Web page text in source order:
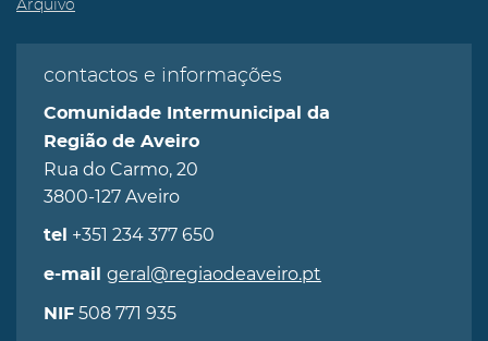
Arquivo
contactos e informações
Comunidade Intermunicipal da
Região de Aveiro
Rua do Carmo, 20
3800-127 Aveiro
tel +351 234 377 650
e-mail geral@regiaodeaveiro.pt
NIF 508 771 935